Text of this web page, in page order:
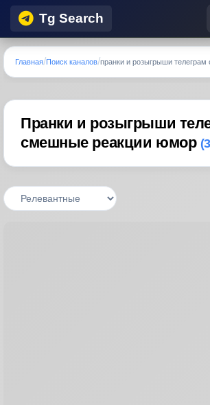
Tg Search
Главная Поиск каналов пранки и розыгрыши телеграм
Пранки и розыгрыши
смешные реакции юмор